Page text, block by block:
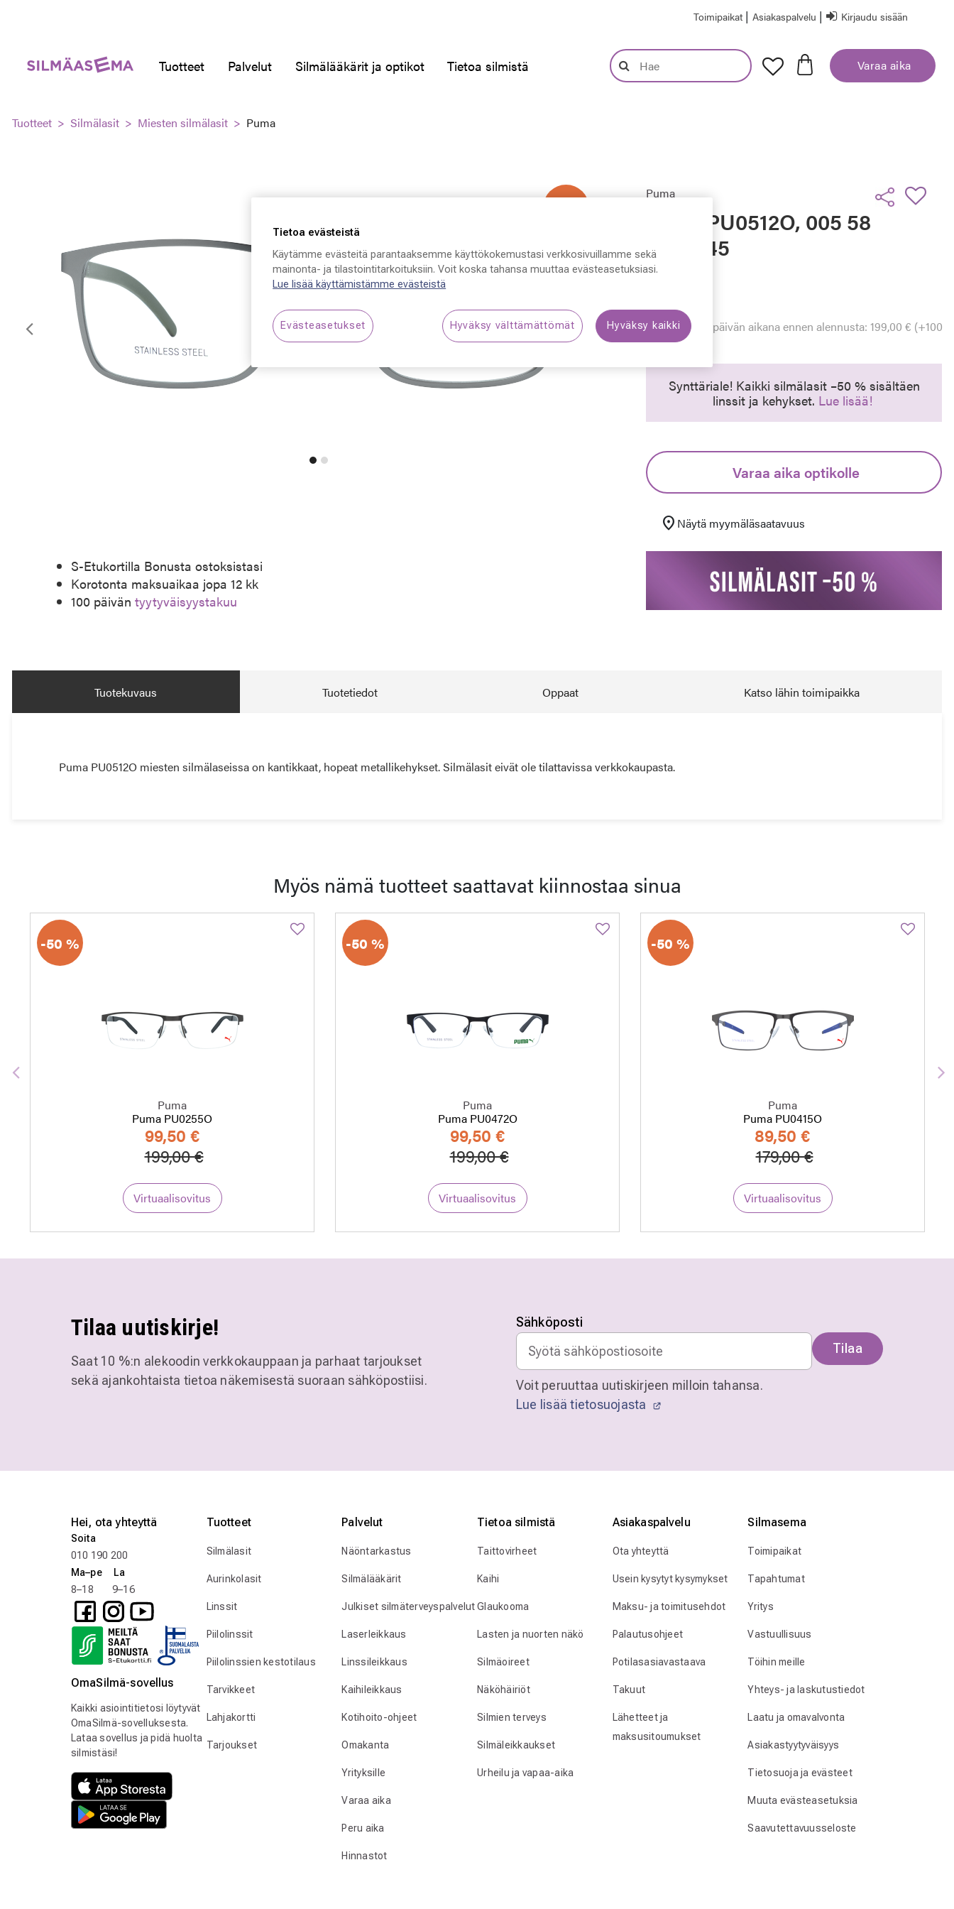
Toimipaikat | Asiakaspalvelu | Kirjaudu sisään
Tuotteet Palvelut Silmälääkärit ja optikot Tietoa silmistä Varaa aika
Tuotteet Silmälasit Miesten silmälasit Puma
Edellinen
S-Etukortilla Bonusta ostoksistasi
Korotonta maksuaikaa jopa 12 kk
100 päiväntyytyväisyystakuu
Puma
Puma PU0512O, 005 58
- 18 - 145
Hinta alennettu
199,00 €
Alin hinta 30 päivän aikana ennen alennusta: 199,00 € (+100
%)
Synttäriale! Kaikki silmälasit –50 % sisältäen
linssit ja kehykset. Lue lisää!
Varaa aika optikolle
location_on Näytä myymäläsaatavuus
Tuotekuvaus Tuotetiedot Oppaat Katso lähin toimipaikka
Puma PU0512O miesten silmälaseissa on kantikkaat, hopeat metallikehykset. Silmälasit eivät ole tilattavissa verkkokaupasta.
Myös nämä tuotteet saattavat kiinnostaa sinua
-50 %
Puma
Puma PU0255O
99,50 €
Hinta alennettu
199,00 €Alennettu hinta
Virtuaalisovitus
-50 %
Puma
Puma PU0472O
99,50 €
Hinta alennettu
199,00 €Alennettu hinta
Virtuaalisovitus
-50 %
Puma
Puma PU0415O
89,50 €
Hinta alennettu
179,00 €Alennettu hinta
Virtuaalisovitus
Edellinen
Tilaa uutiskirje!
Saat 10 %:n alekoodin verkkokauppaan ja parhaat tarjoukset
sekä ajankohtaista tietoa näkemisestä suoraan sähköpostiisi.
Sähköposti
Tilaa
Voit peruuttaa uutiskirjeen milloin tahansa.
Lue lisää tietosuojasta
Hei, ota yhteyttä
Soita
010 190 200
Ma–pe La
8–18 9–16
OmaSilmä-sovellus
Kaikki asiointitietosi löytyvät
OmaSilmä-sovelluksesta.
Lataa sovellus ja pidä huolta
silmistäsi!
Tuotteet
Silmälasit
Aurinkolasit
Linssit
Piilolinssit
Piilolinssien kestotilaus
Tarvikkeet
Lahjakortti
Tarjoukset
Palvelut
Näöntarkastus
Silmälääkärit
Julkiset silmäterveyspalvelut
Laserleikkaus
Linssileikkaus
Kaihileikkaus
Kotihoito-ohjeet
Omakanta
Yrityksille
Varaa aika
Peru aika
Hinnastot
Tietoa silmistä
Taittovirheet
Kaihi
Glaukooma
Lasten ja nuorten näkö
Silmäoireet
Näköhäiriöt
Silmien terveys
Silmäleikkaukset
Urheilu ja vapaa-aika
Asiakaspalvelu
Ota yhteyttä
Usein kysytyt kysymykset
Maksu- ja toimitusehdot
Palautusohjeet
Potilasasiavastaava
Takuut
Lähetteet ja
maksusitoumukset
Silmӓasema
Toimipaikat
Tapahtumat
Yritys
Vastuullisuus
Töihin meille
Yhteys- ja laskutustiedot
Laatu ja omavalvonta
Asiakastyytyväisyys
Tietosuoja ja evästeet
Muuta evästeasetuksia
Saavutettavuusseloste
Tietoa evästeistä
Käytämme evästeitä parantaaksemme käyttökokemustasi verkkosivuillamme sekä
mainonta- ja tilastointitarkoituksiin. Voit koska tahansa muuttaa evästeasetuksiasi.
Lue lisää käyttämistämme evästeistä
Evästeasetukset Hyväksy välttämättömät Hyväksy kaikki